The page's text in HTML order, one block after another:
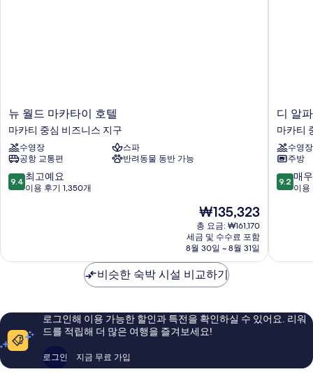
뉴
월
드
마
카
타
이
중
니
지
구
뉴 월드 마카타이 호텔
마카티 중심 비즈니스 지구
수영장
스파
공항 교통편
반려동물 동반 가능
10
점
최
이
후
기
9.4 최고예요
이용 후기 1,350개
현
재
요
금
₩135,323
₩135,323
총 요금: ₩161,170
세금 및 수수료 포함
8월 30일 ~ 8월 31일
디
알
파
스
위
트
마
즈
구
디 알
마카티
수영장
주방
10
점
매
해
요,
9.2 매
이용
비슷한 숙박 시설 비교하기
로그인해 이용 가능한 할인과 특전을 확인하실 수 있어요. 리워
드를 적립해 더 많은 여행을 즐겨보세요!
로그인 지금 무료 가입